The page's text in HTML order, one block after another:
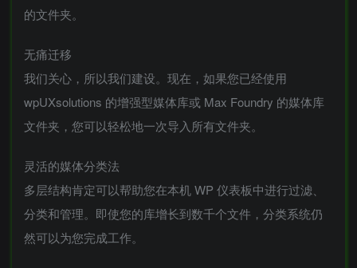
的文件夹。
无痛迁移
我们关心，所以我们建设。现在，如果您已经使用
wpUXsolutions 的增强型媒体库或 Max Foundry 的媒体库
文件夹，您可以轻松地一次导入所有文件夹。
灵活的媒体分类法
多层结构肯定可以帮助您在本机 WP 仪表板中进行过滤、
分类和管理。即使您的库增长到数千个文件，分类系统仍
然可以为您完成工作。